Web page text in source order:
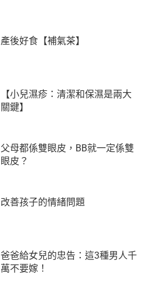
產後好食【補氣茶】
【小兒濕疹：清潔和保濕是兩大
關鍵】
父母都係雙眼皮，BB就一定係雙
眼皮？
改善孩子的情緒問題
爸爸給女兒的忠告：這3種男人千
萬不要嫁！